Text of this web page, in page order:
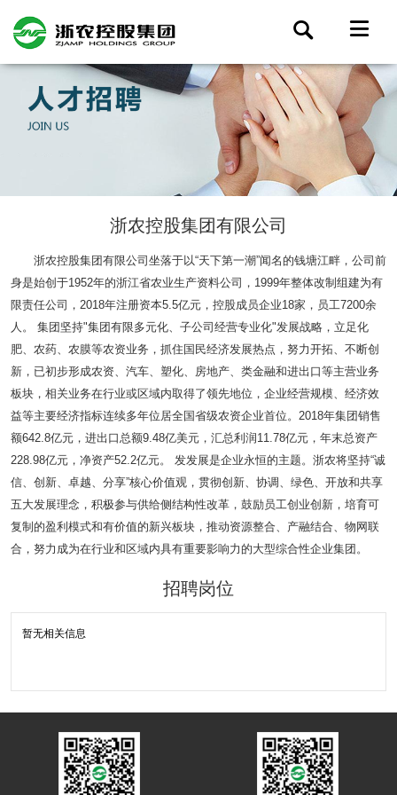
浙农控股集团有限公司
浙农控股集团有限公司坐落于以“天下第一潮”闻名的钱塘江畔，公司前
身是始创于1952年的浙江省农业生产资料公司，1999年整体改制组建为有
限责任公司，2018年注册资本5.5亿元，控股成员企业18家，员工7200余
人。 集团坚持"集团有限多元化、子公司经营专业化"发展战略，立足化
肥、农药、农膜等农资业务，抓住国民经济发展热点，努力开拓、不断创
新，已初步形成农资、汽车、塑化、房地产、类金融和进出口等主营业务
板块，相关业务在行业或区域内取得了领先地位，企业经营规模、经济效
益等主要经济指标连续多年位居全国省级农资企业首位。2018年集团销售
额642.8亿元，进出口总额9.48亿美元，汇总利润11.78亿元，年末总资产
228.98亿元，净资产52.2亿元。 发发展是企业永恒的主题。浙农将坚持“诚
信、创新、卓越、分享”核心价值观，贯彻创新、协调、绿色、开放和共享
五大发展理念，积极参与供给侧结构性改革，鼓励员工创业创新，培育可
复制的盈利模式和有价值的新兴板块，推动资源整合、产融结合、物网联
合，努力成为在行业和区域内具有重要影响力的大型综合性企业集团。
招聘岗位
暂无相关信息